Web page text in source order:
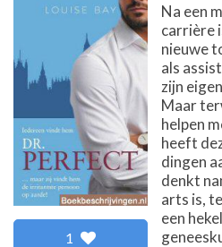
1
Na een
carrière
nieuwe
als
zijn
Maar
helpen
heeft
dingen
denkt
arts is,
een